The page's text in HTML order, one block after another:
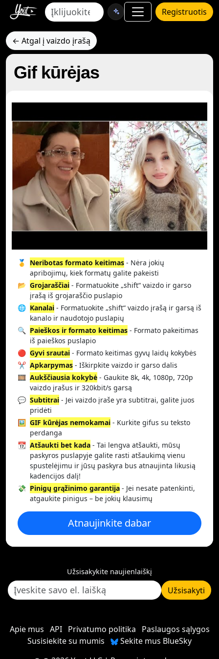
Registruotis
← Atgal į vaizdo įrašą
Gif kūrėjas
🥇 Neribotas formato keitimas - Nėra jokių
apribojimų, kiek formatų galite pakeisti
📂 Grojaraščiai - Formatuokite „shift“ vaizdo ir garso
įrašą iš grojaraščio puslapio
🌐 Kanalai - Formatuokite „shift“ vaizdo įrašą ir garsą iš
kanalo ir naudotojo puslapių
🔍 Paieškos ir formato keitimas - Formato pakeitimas
iš paieškos puslapio
🔴 Gyvi srautai - Formato keitimas gyvų laidų kokybės
✂️ Apkarpymas - Iškirpkite vaizdo ir garso dalis
🎞️ Aukščiausia kokybė - Gaukite 8k, 4k, 1080p, 720p
vaizdo įrašus ir 320kbit/s garsą
💬 Subtitrai - Jei vaizdo įraše yra subtitrai, galite juos
pridėti
🖼️ GIF kūrėjas nemokamai - Kurkite gifus su teksto
perdanga
📆 Atšaukti bet kada - Tai lengva atšaukti, mūsų
paskyros puslapyje galite rasti atšaukimą vienu
spustelėjimu ir jūsų paskyra bus atnaujinta likusią
kadencijos dalį!
💸 Pinigų grąžinimo garantija - Jei nesate patenkinti,
atgaukite pinigus – be jokių klausimų
Atnaujinkite dabar
Užsisakykite naujienlaiškį
Užsisakyti
Apie mus API Privatumo politika
Paslaugos sąlygos
Susisiekite su mumis
Sekite mus BlueSky